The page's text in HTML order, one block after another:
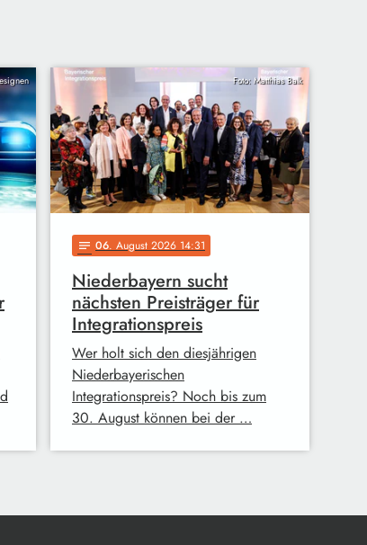
Foto: Matthias Balk
notes 06. August 2026 14:31
Niederbayern sucht
nächsten Preisträger für
Integrationspreis
Wer holt sich den diesjährigen
Niederbayerischen
Integrationspreis? Noch bis zum
30. August können bei der …